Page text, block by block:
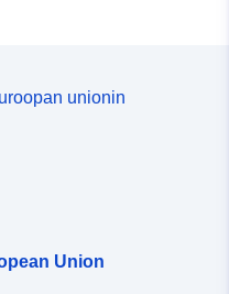
unionin
Union